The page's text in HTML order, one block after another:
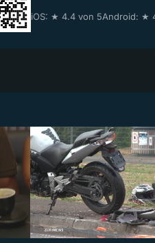
iOS: ★ 4.4 von 5Android: ★